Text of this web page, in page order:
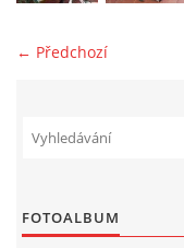
← Předchozí
FOTOALBUM